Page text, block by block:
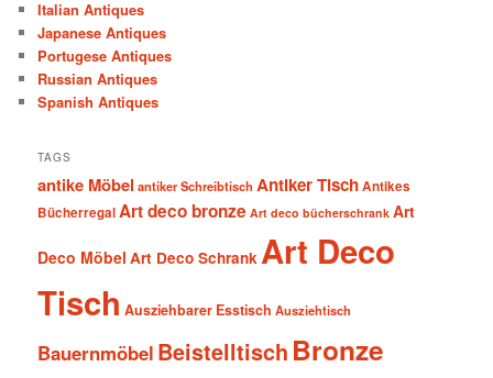
Italian Antiques
Japanese Antiques
Portugese Antiques
Russian Antiques
Spanish Antiques
TAGS
antike Möbel antiker Schreibtisch Antiker TischAntikes
BücherregalArt deco bronze Art deco bücherschrank Art
Deco Möbel Art Deco Schrank Art Deco
Tisch Ausziehbarer Esstisch Ausziehtisch
Bauernmöbel Beistelltisch Bronze